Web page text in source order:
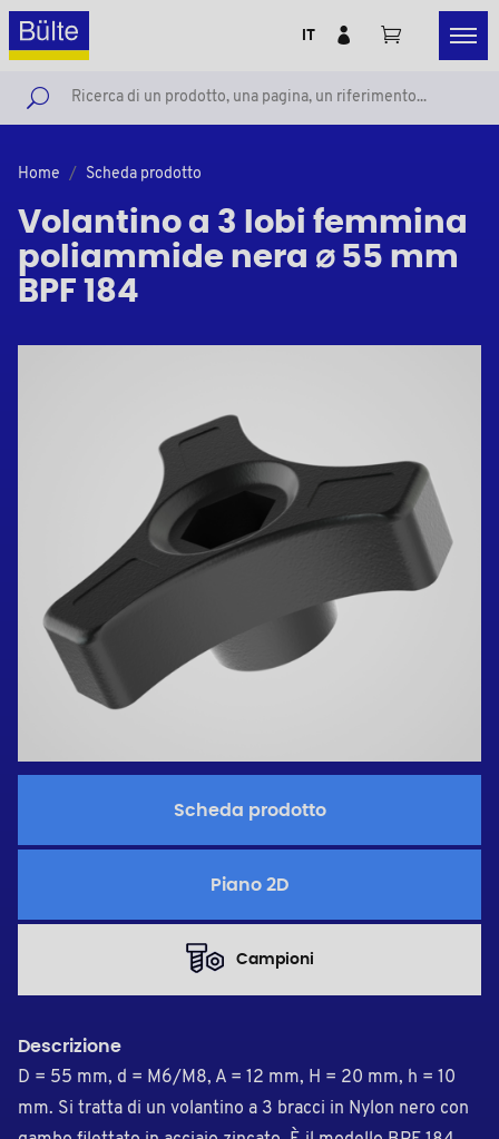
IT
Home Scheda prodotto
Volantino a 3 lobi femmina
poliammide nera ⌀ 55 mm
BPF 184
Scheda prodotto
Piano 2D
Campioni
Descrizione
D = 55 mm, d = M6/M8, A = 12 mm, H = 20 mm, h = 10
mm. Si tratta di un volantino a 3 bracci in Nylon nero con